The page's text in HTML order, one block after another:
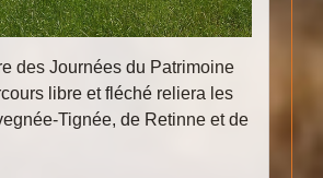
des Journées du Patrimoine
libre et fléché reliera les
Tignée, de Retinne et de